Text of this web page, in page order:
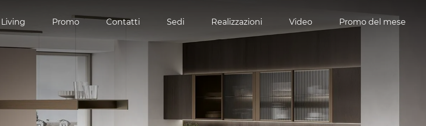
Living Promo Contatti Sedi Realizzazioni Video Promo del mese